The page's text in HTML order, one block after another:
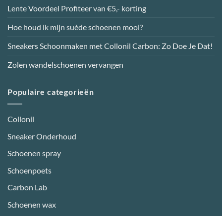
worden
de
Lente Voordeel Profiteer van €5,- korting
Hoe houd ik mijn suède schoenen mooi?
Sneakers Schoonmaken met Collonil Carbon: Zo Doe Je Dat!
Zolen wandelschoenen vervangen
Populaire categorieën
Collonil
Sneaker Onderhoud
Schoenen spray
Schoenpoets
Carbon Lab
Schoenen wax